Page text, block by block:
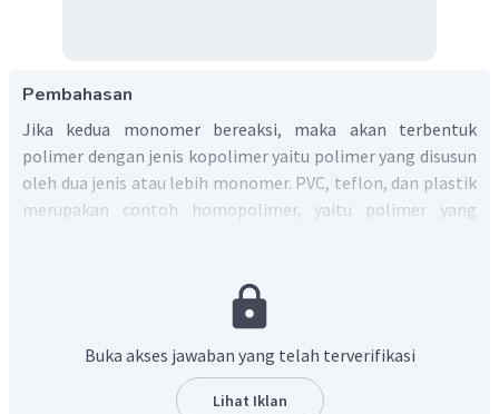
Pembahasan
Jika kedua monomer bereaksi, maka akan terbentuk
polimer dengan jenis kopolimer yaitu polimer yang disusun
oleh dua jenis atau lebih monomer. PVC, teflon, dan plastik
merupakan contoh homopolimer, yaitu polimer yang
struktur asam adipat dan struktur 2 merupakan struktur
heksanadiamin. Keduanya akan membentuk polimer nilon.
Jadi, jawaban yang benar adalah C.
Buka akses jawaban yang telah terverifikasi
Lihat Iklan